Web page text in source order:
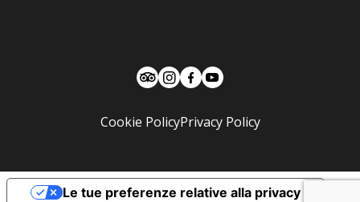
Cookie PolicyPrivacy Policy
Le tue preferenze relative alla privacy